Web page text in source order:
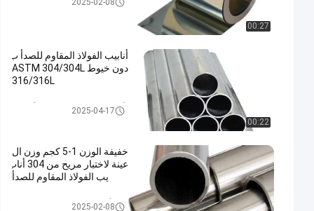
00:27
2025-02-08
00:22
أنابيب الفولاذ المقاوم للصدأ ب
دون خيوط ASTM 304/304L
316/316L
أنبوب الفولاذ المقاوم للصدأ الزخر
2025-04-17
خفيفة الوزن 1-5 كجم وزن ال
عينة لاختبار مريح من 304 أناب
يب الفولاذ المقاوم للصدأ
304 أنبوب من الفولاذ المقاوم للص
2025-02-08